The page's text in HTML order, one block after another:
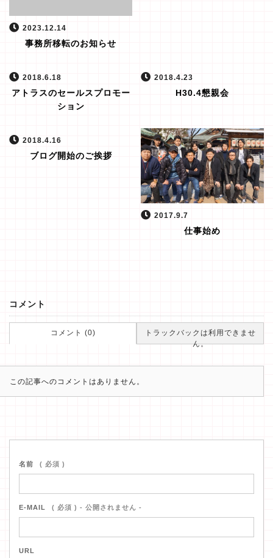
2023.12.14
事務所移転のお知らせ
2018.6.18
アトラスのセールスプロモー
ション
2018.4.23
H30.4懇親会
2018.4.16
ブログ開始のご挨拶
2017.9.7
仕事始め
コメント
コメント (0)
トラックバックは利用できませ
ん。
この記事へのコメントはありません。
名前 ( 必須 )
E-MAIL ( 必須 ) - 公開されません -
URL